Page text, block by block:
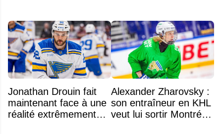
Jonathan Drouin fait
maintenant face à une
réalité extrêmement
Alexander Zharovsky :
son entraîneur en KHL
veut lui sortir Montréal